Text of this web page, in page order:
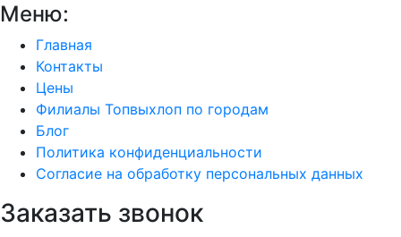
Меню:
Главная
Контакты
Цены
Филиалы Топвыхлоп по городам
Блог
Политика конфиденциальности
Согласие на обработку персональных данных
Заказать звонок